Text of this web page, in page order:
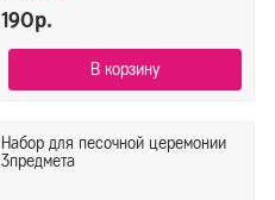
190р.
В корзину
Набор для песочной церемонии
3предмета